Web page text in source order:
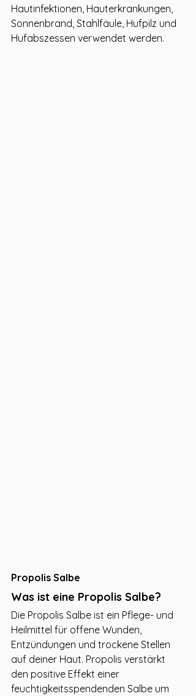
Hautinfektionen, Hauterkrankungen,
Sonnenbrand, Stahlfäule, Hufpilz und
Hufabszessen verwendet werden.
Propolis Salbe
Was ist eine Propolis Salbe?
Die Propolis Salbe ist ein Pflege- und
Heilmittel für offene Wunden,
Entzündungen und trockene Stellen
auf deiner Haut. Propolis verstärkt
den positive Effekt einer
feuchtigkeitsspendenden Salbe um